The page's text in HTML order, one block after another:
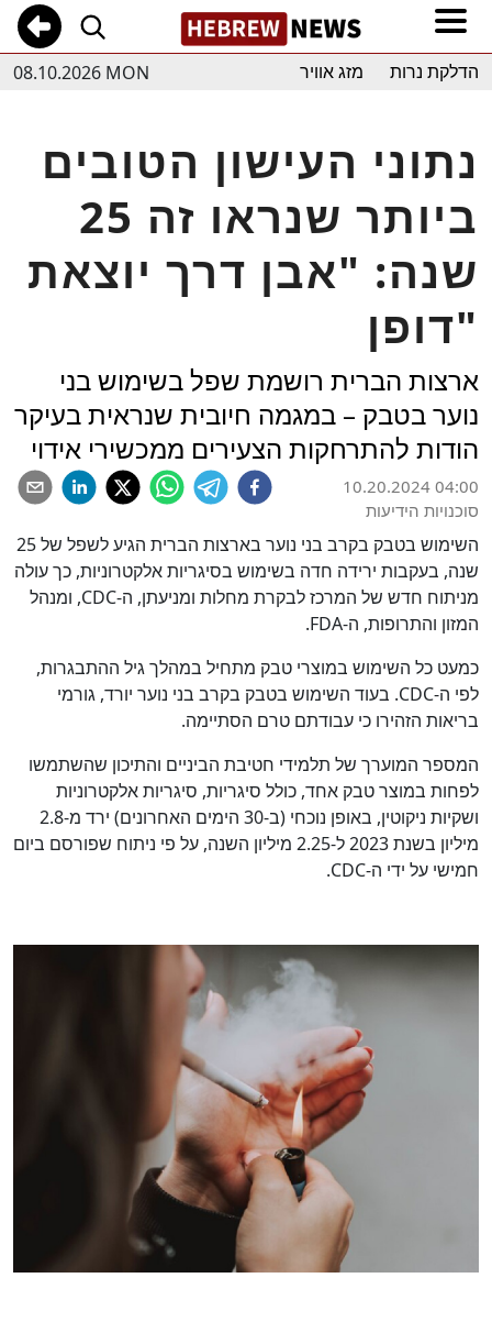
08.10.2026 MON הדלקת נרות מזג אוויר
נתוני העישון הטובים
ביותר שנראו זה 25
שנה: "אבן דרך יוצאת
דופן"
ארצות הברית רושמת שפל בשימוש בני
נוער בטבק – במגמה חיובית שנראית בעיקר
הודות להתרחקות הצעירים ממכשירי אידוי
10.20.2024 04:00
סוכנויות הידיעות
השימוש בטבק בקרב בני נוער בארצות הברית הגיע לשפל של 25
שנה, בעקבות ירידה חדה בשימוש בסיגריות אלקטרוניות, כך עולה
מניתוח חדש של המרכז לבקרת מחלות ומניעתן, ה-CDC, ומנהל
המזון והתרופות, ה-FDA.
כמעט כל השימוש במוצרי טבק מתחיל במהלך גיל ההתבגרות,
לפי ה-CDC. בעוד השימוש בטבק בקרב בני נוער יורד, גורמי
בריאות הזהירו כי עבודתם טרם הסתיימה.
המספר המוערך של תלמידי חטיבת הביניים והתיכון שהשתמשו
לפחות במוצר טבק אחד, כולל סיגריות, סיגריות אלקטרוניות
ושקיות ניקוטין, באופן נוכחי (ב-30 הימים האחרונים) ירד מ-2.8
מיליון בשנת 2023 ל-2.25 מיליון השנה, על פי ניתוח שפורסם ביום
חמישי על ידי ה-CDC.